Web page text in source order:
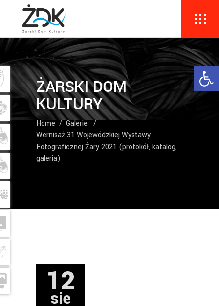
ŻARSKI DOM
KULTURY
Home/Galerie/
Wernisaż 31 Wojewódzkiej Wystawy
Fotograficznej Żary 2021 (protokół, katalog,
galeria)
12
sie